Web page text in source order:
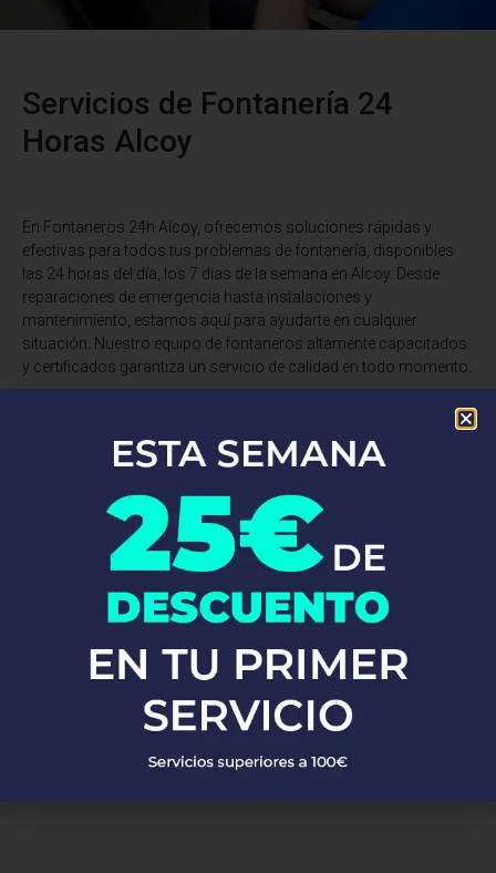
Servicios de Fontanería 24
Horas Alcoy
En Fontaneros 24h Alcoy , ofrecemos soluciones rápidas y
efectivas para todos tus problemas de fontanería, disponibles
las 24 horas del día, los 7 días de la semana en Alcoy. Desde
reparaciones de emergencia hasta instalaciones y
mantenimiento, estamos aquí para ayudarte en cualquier
situación. Nuestro equipo de fontaneros altamente capacitados
y certificados garantiza un servicio de calidad en todo momento.
¿Tienes una fuga de agua, un desagüe obstruido o necesitas una
instalación de fontanería? No busques más. Somos expertos en
reparaciones de tuberías, desatascos, instalaciones de grifería,
alta calidad y las técnicas más avanzadas para asegurarnos de
que tu sistema de fontanería funcione perfectamente.
Llámanos ahora y descubre por qué tantos
de fontanería de manera rápida, eficiente y a precios
necesites!
PEDIR PRESUPUESTO